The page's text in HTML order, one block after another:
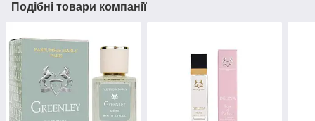
Подібні товари компанії